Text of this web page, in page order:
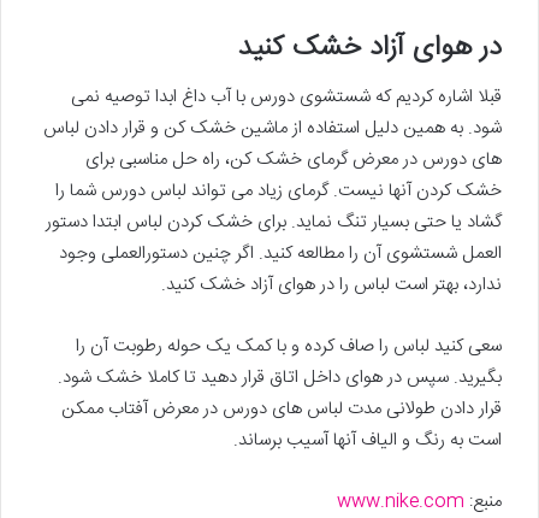
در هوای آزاد خشک کنید
قبلا اشاره کردیم که شستشوی دورس با آب داغ ابدا توصیه نمی
شود. به همین دلیل استفاده از ماشین خشک کن و قرار دادن لباس
های دورس در معرض گرمای خشک کن، راه حل مناسبی برای
خشک کردن آنها نیست. گرمای زیاد می تواند لباس دورس شما را
گشاد یا حتی بسیار تنگ نماید. برای خشک کردن لباس ابتدا دستور
العمل شستشوی آن را مطالعه کنید. اگر چنین دستورالعملی وجود
ندارد، بهتر است لباس را در هوای آزاد خشک کنید.
سعی کنید لباس را صاف کرده و با کمک یک حوله رطوبت آن را
بگیرید. سپس در هوای داخل اتاق قرار دهید تا کاملا خشک شود.
قرار دادن طولانی مدت لباس های دورس در معرض آفتاب ممکن
است به رنگ و الیاف آنها آسیب برساند.
منبع: www.nike.com